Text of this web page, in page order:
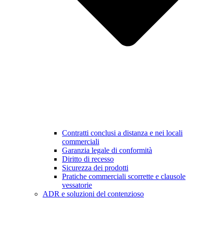
Contratti conclusi a distanza e nei locali
commerciali
Garanzia legale di conformità
Diritto di recesso
Sicurezza dei prodotti
Pratiche commerciali scorrette e clausole
vessatorie
ADR e soluzioni del contenzioso